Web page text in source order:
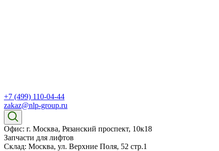
+7 (499) 110-04-44
zakaz@nlp-group.ru
Офис: г. Москва, Рязанский проспект, 10к18
Запчасти для лифтов
Склад: Москва, ул. Верхние Поля, 52 стр.1